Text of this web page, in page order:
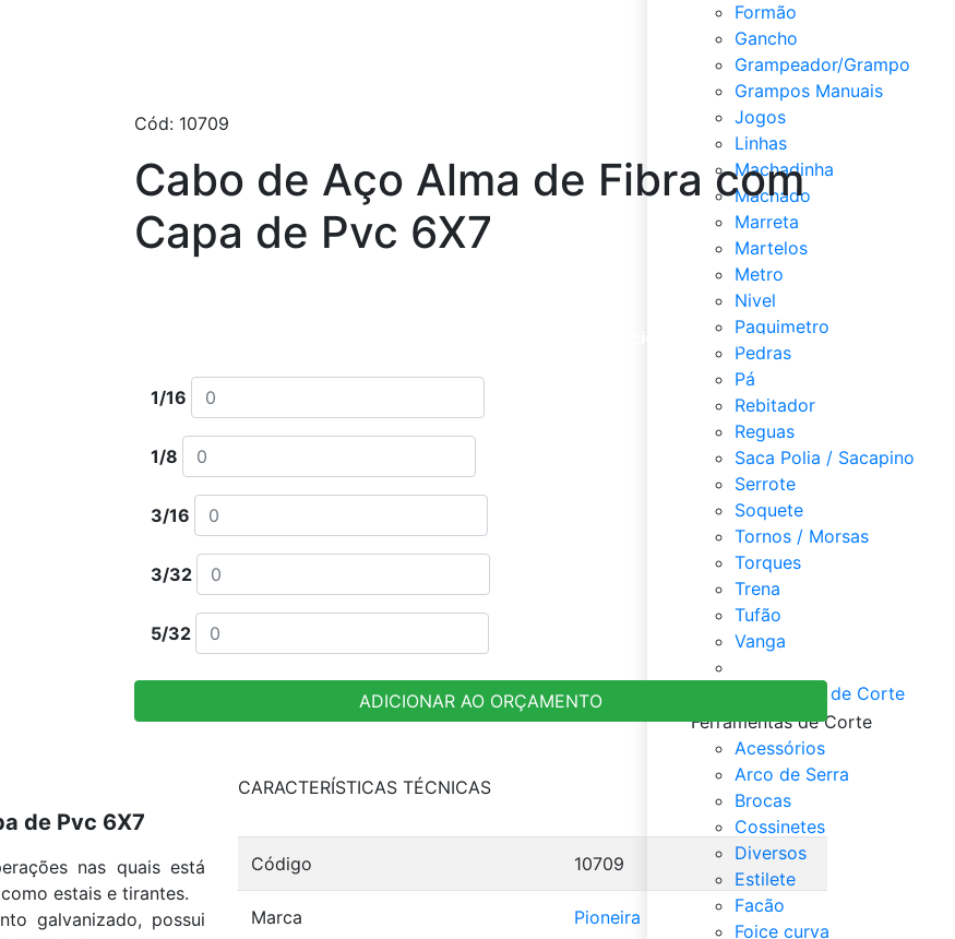
Formão
Gancho
Grampeador/Grampo
Grampos Manuais
Jogos
Linhas
Machadinha
Machado
Marreta
Martelos
Metro
Nivel
Paquimetro
Pedras
Pá
Rebitador
Reguas
Saca Polia / Sacapino
Serrote
Soquete
Tornos / Morsas
Torques
Trena
Tufão
Vanga
Ferramentas de Corte
Ferramentas de Corte
Acessórios
Arco de Serra
Brocas
Cossinetes
Diversos
Estilete
Facão
Foice curva
Cód: 10709
Cabo de Aço Alma de Fibra com
Capa de Pvc 6X7
Escolha tamanho e quantidade desejada e clique em adicionar ao orçamento
1/16
1/8
3/16
3/32
5/32
ADICIONAR AO ORÇAMENTO
de Pvc 6X7
nas quais está
estais e tirantes.
galvanizado, possui
CARACTERÍSTICAS TÉCNICAS
Código 10709
Marca Pioneira